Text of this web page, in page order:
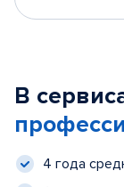
В
4 года